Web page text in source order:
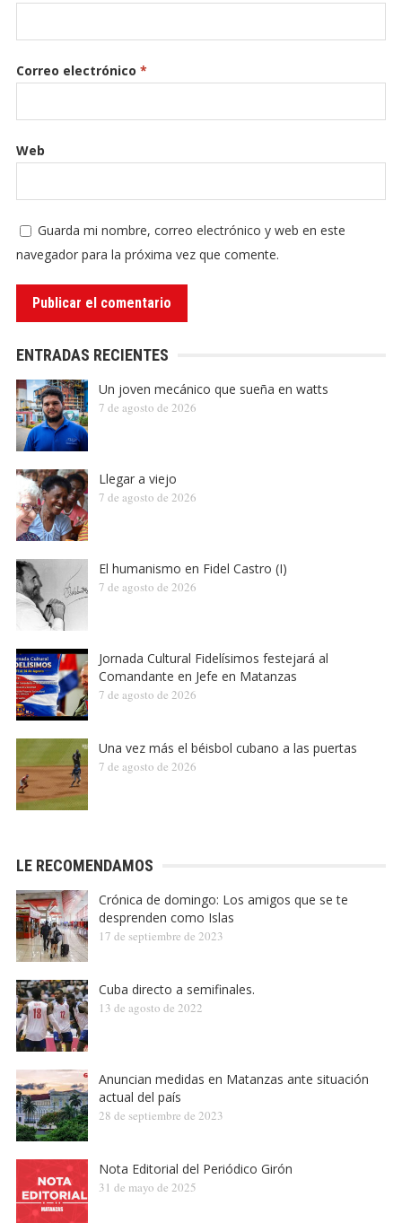
Correo electrónico *
Web
Guarda mi nombre, correo electrónico y web en este
navegador para la próxima vez que comente.
ENTRADAS RECIENTES
Un joven mecánico que sueña en watts
7 de agosto de 2026
Llegar a viejo
7 de agosto de 2026
El humanismo en Fidel Castro (I)
7 de agosto de 2026
Jornada Cultural Fidelísimos festejará al
Comandante en Jefe en Matanzas
7 de agosto de 2026
Una vez más el béisbol cubano a las puertas
7 de agosto de 2026
LE RECOMENDAMOS
Crónica de domingo: Los amigos que se te
desprenden como Islas
17 de septiembre de 2023
Cuba directo a semifinales.
13 de agosto de 2022
Anuncian medidas en Matanzas ante situación
actual del país
28 de septiembre de 2023
Nota Editorial del Periódico Girón
31 de mayo de 2025